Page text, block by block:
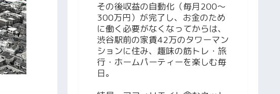
その後収益の自動化（毎月200〜
300万円）が完了し、お金のため
に働く必要がなくなってからは、
渋谷駅前の家賃42万のタワーマン
ションに住み、趣味の筋トレ・旅
行・ホームパーティーを楽しむ毎
日。